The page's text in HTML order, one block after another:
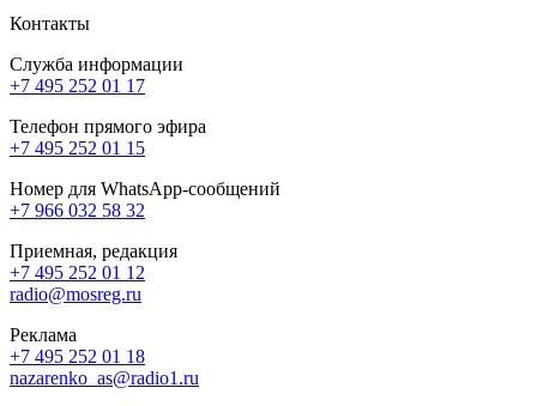
Контакты
Служба информации
+7 495 252 01 17
Телефон прямого эфира
+7 495 252 01 15
Номер для WhatsApp-сообщений
+7 966 032 58 32
Приемная, редакция
+7 495 252 01 12
radio@mosreg.ru
Реклама
+7 495 252 01 18
nazarenko_as@radio1.ru